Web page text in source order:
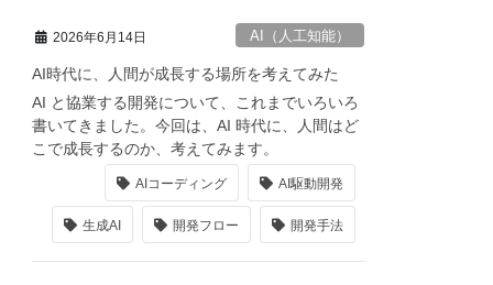
2026年6月14日 AI（人工知能）
AI時代に、人間が成長する場所を考えてみた
AI と協業する開発について、これまでいろいろ
書いてきました。今回は、AI 時代に、人間はど
こで成長するのか、考えてみます。
AIコーディング AI駆動開発
生成AI 開発フロー 開発手法